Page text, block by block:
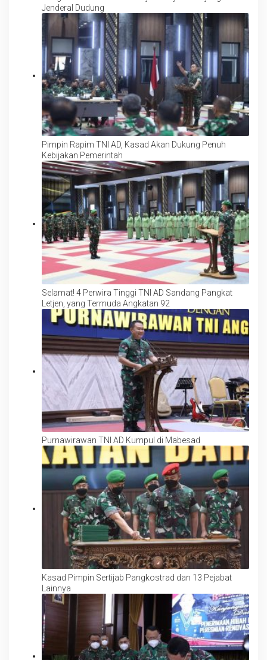
Jenderal Dudung
Pimpin Rapim TNI AD, Kasad Akan Dukung Penuh
Kebijakan Pemerintah
Selamat! 4 Perwira Tinggi TNI AD Sandang Pangkat
Letjen, yang Termuda Angkatan 92
Purnawirawan TNI AD Kumpul di Mabesad
Kasad Pimpin Sertijab Pangkostrad dan 13 Pejabat
Lainnya